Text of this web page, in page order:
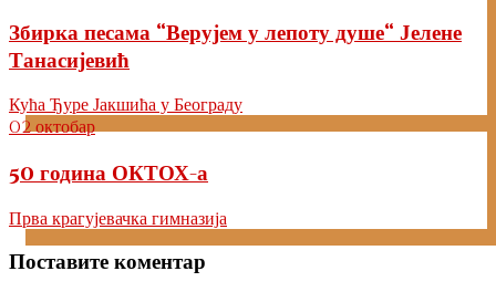
Збирка песама “Верујем у лепоту душе“ Јелене
Танасијевић
Кућа Ђуре Јакшића у Београду
02 октобар
50 година ОКТОХ-а
Прва крагујевачка гимназија
Поставите коментар